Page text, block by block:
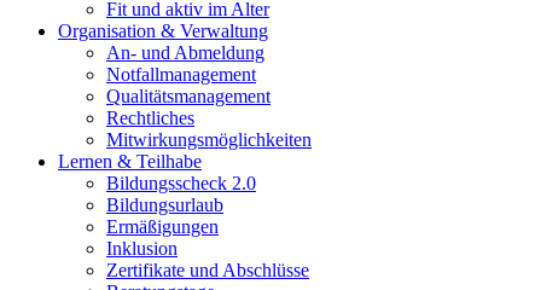
Fit und aktiv im Alter
Organisation & Verwaltung
An- und Abmeldung
Notfallmanagement
Qualitätsmanagement
Rechtliches
Mitwirkungsmöglichkeiten
Lernen & Teilhabe
Bildungsscheck 2.0
Bildungsurlaub
Ermäßigungen
Inklusion
Zertifikate und Abschlüsse